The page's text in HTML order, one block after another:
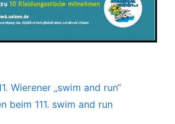
Wierener „swim and run“
beim 111. swim and run